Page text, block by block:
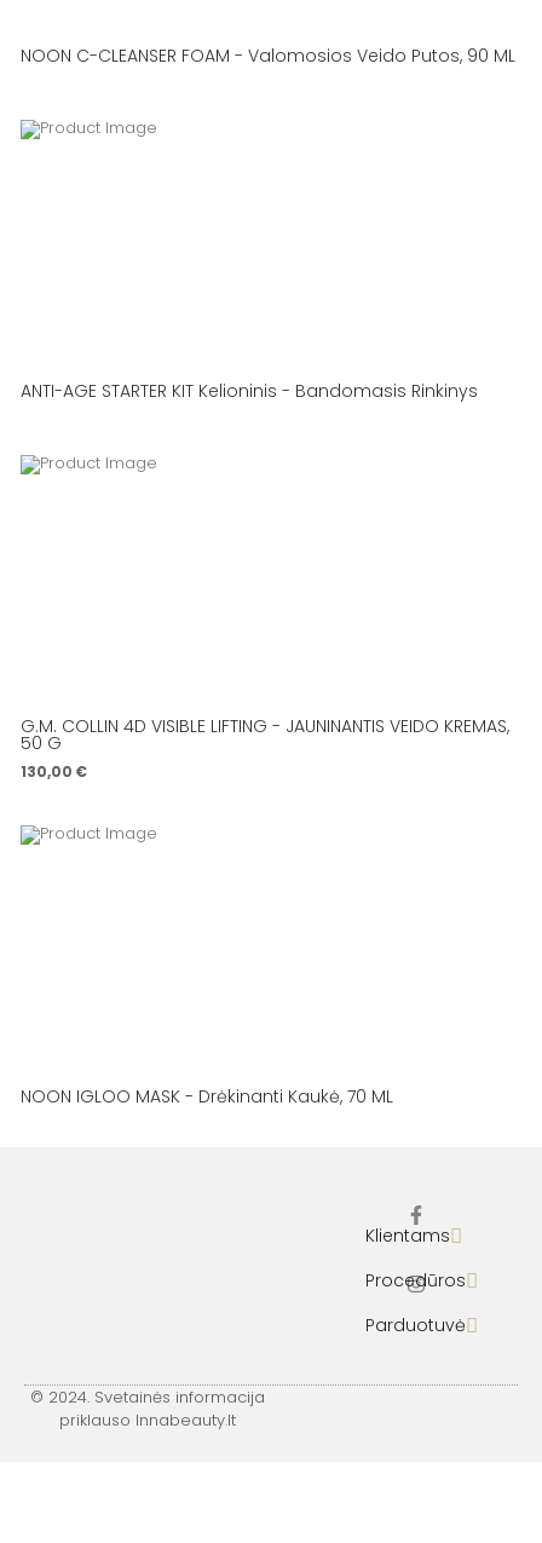
NOON C-CLEANSER FOAM - Valomosios Veido Putos, 90 ML
ANTI-AGE STARTER KIT Kelioninis - Bandomasis Rinkinys
G.M. COLLIN 4D VISIBLE LIFTING - JAUNINANTIS VEIDO KREMAS,
50 G
130,00 €
NOON IGLOO MASK - Drėkinanti Kaukė, 70 ML
F
c
e
b
o
-
I
s
t
a
g
m
Klientams
Procedūros
Parduotuvė
© 2024. Svetainės informacija
priklauso Innabeauty.lt